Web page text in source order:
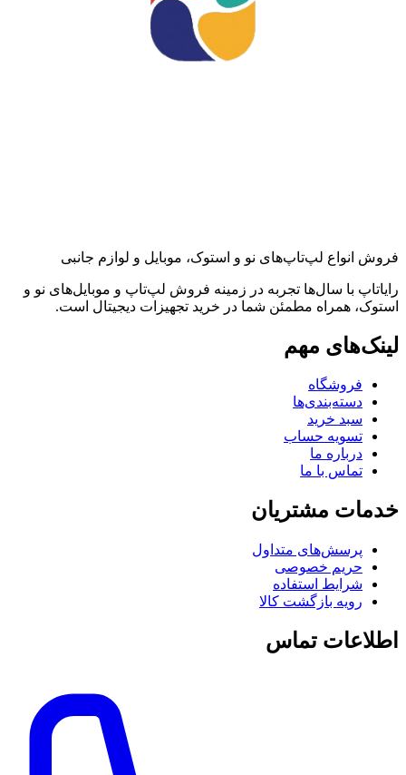
فروش انواع لپ‌تاپ‌های نو و استوک، موبایل و لوازم جانبی
رایاتاپ با سال‌ها تجربه در زمینه فروش لپ‌تاپ و موبایل‌های نو و
استوک، همراه مطمئن شما در خرید تجهیزات دیجیتال است.
لینک‌های مهم
فروشگاه
دسته‌بندی‌ها
سبد خرید
تسویه حساب
درباره ما
تماس با ما
خدمات مشتریان
پرسش‌های متداول
حریم خصوصی
شرایط استفاده
رویه بازگشت کالا
اطلاعات تماس